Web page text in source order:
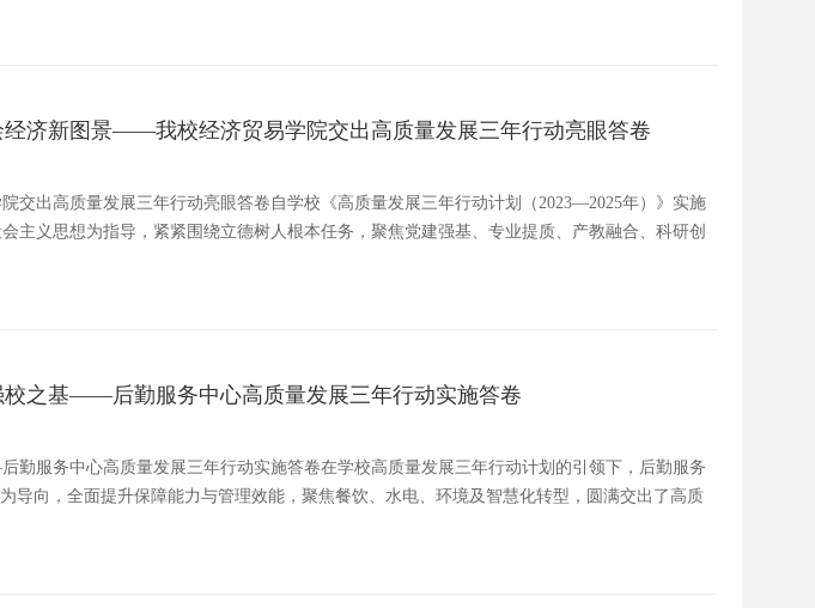
经济新图景——我校经济贸易学院交出高质量发展三年行动亮眼答卷
出高质量发展三年行动亮眼答卷自学校《高质量发展三年行动计划（2023—2025年）》实施
主义思想为指导，紧紧围绕立德树人根本任务，聚焦党建强基、专业提质、产教融合、科研创
校之基——后勤服务中心高质量发展三年行动实施答卷
勤服务中心高质量发展三年行动实施答卷在学校高质量发展三年行动计划的引领下，后勤服务
导向，全面提升保障能力与管理效能，聚焦餐饮、水电、环境及智慧化转型，圆满交出了高质